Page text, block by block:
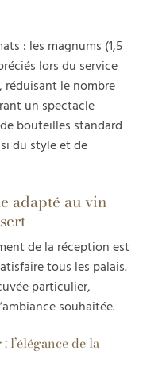
: les magnums (1,5
lors du service
le nombre
un spectacle
bouteilles standard
du style et de
adapté au vin
de la réception est
tous les palais.
particulier,
souhaitée.
l’élégance de la